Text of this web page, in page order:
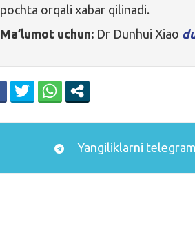
pochta orqali xabar qilinadi.
Ma’lumot uchun: Dr Dunhui Xiao
Yangiliklarni telegram